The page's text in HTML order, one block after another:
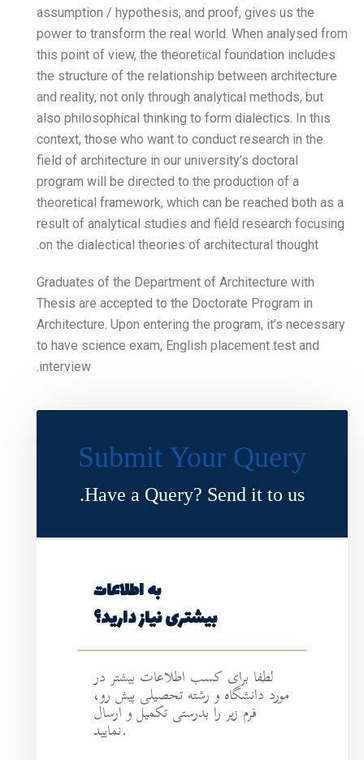
assumption / hypothesis,
power to transform the
this point of view, the
the structure of the
and reality, not only
also philosophical
context, those who want
field of architecture in our
program will be directed
theoretical framework,
result of analytical
on the dialectical theories
Graduates of the
Thesis are accepted to
Architecture. Upon
to have science exam,
Submit
Have a
بیشتر در
تحصیلی پیش رو،
تکمیل و ارسال